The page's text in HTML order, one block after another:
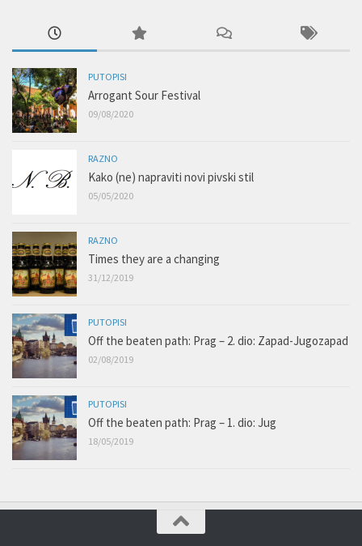
PUTOPISI
Arrogant Sour Festival
09/08/2020
RAZNO
Kako (ne) napraviti novi pivski stil
05/05/2020
RAZNO
Times they are a changing
31/12/2019
PUTOPISI
Off the beaten path: Prag – 2. dio: Zapad-Jugozapad
02/08/2019
PUTOPISI
Off the beaten path: Prag – 1. dio: Jug
18/05/2019